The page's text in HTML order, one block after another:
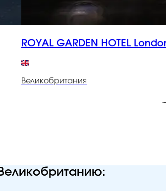
ROYAL GARDEN HOTEL
Великобритания